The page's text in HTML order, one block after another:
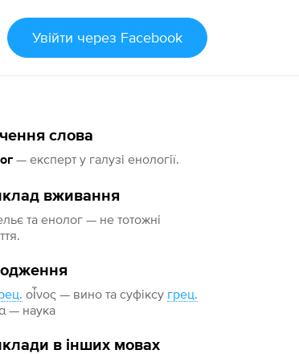
Увійти через Facebook
слова
— експерт у галузі енології.
вживання
та енолог — не тотожні
οἶνος — вино та суфіксу грец.
— наука
в інших мовах